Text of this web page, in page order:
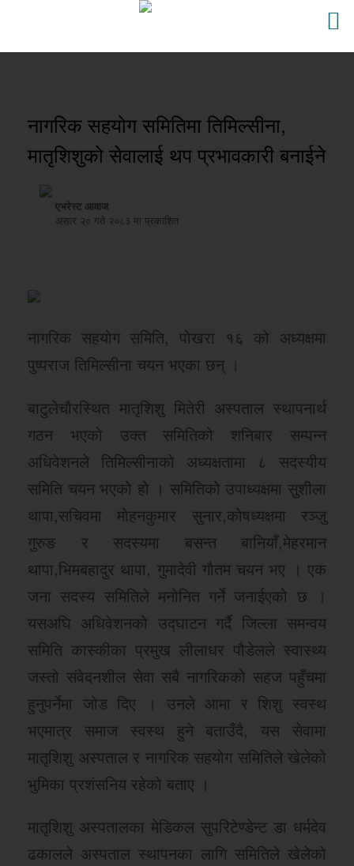
नागरिक सहयोग समितिमा तिमिल्सीना,
मातृशिशुको सेवालाई थप प्रभावकारी बनाईने
एभरेस्ट आवाज
असार २० गते २०८३ मा प्रकाशित
नागरिक सहयोग समिति, पोखरा १६ को अध्यक्षमा
पुष्पराज तिमिल्सीना चयन भएका छन् ।
बाटुलेचौरस्थित मातृशिशु मितेरी अस्पताल स्थापनार्थ
गठन भएको उक्त समितिको शनिबार सम्पन्न
अधिवेशनले तिमिल्सीनाको अध्यक्षतामा ८ सदस्यीय
समिति चयन भएको हो । समितिको उपाध्यक्षमा सुशीला
थापा,सचिवमा मोहनकुमार सुनार,कोषध्यक्षमा रञ्जु
गुरुङ र सदस्यमा बसन्त बानियाँ,मेहरमान
थापा,भिमबहादुर थापा, गुमादेवी गौतम चयन भए । एक
जना सदस्य समितिले मनोनित गर्ने जनाईएको छ ।
यसअघि अधिवेशनको उद्घाटन गर्दै जिल्ला समन्वय
समिति कास्कीका प्रमुख लीलाधर पौडेलले स्वास्थ्य
जस्तो संवेदनशील सेवा सबै नागरिकको सहज पहुँचमा
हुनुपर्नेमा जोड दिए । उनले आमा र शिशु स्वस्थ
भएमात्र समाज स्वस्थ हुने बताउँदै, यस सेवामा
मातृशिशु अस्पताल र नागरिक सहयोग समितिले खेलेको
भुमिका प्रशंसनिय रहेको बताए ।
मातृशिशु अस्पतालका मेडिकल सुपरिटेण्डेन्ट डा धर्मदेव
ढकालले अस्पताल स्थापनका लागि समितिले खेलेको